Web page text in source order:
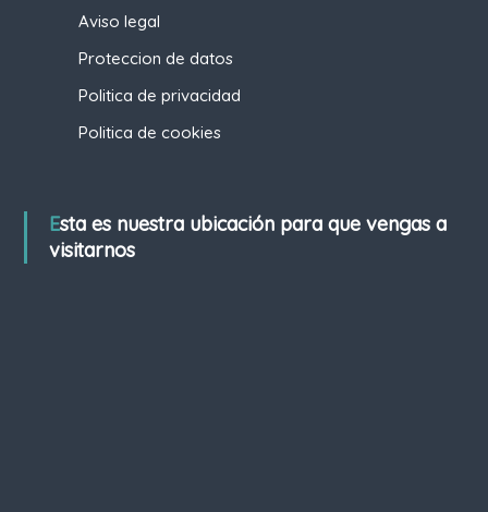
Aviso legal
Proteccion de datos
Politica de privacidad
Politica de cookies
Esta es nuestra ubicación para que vengas a
visitarnos